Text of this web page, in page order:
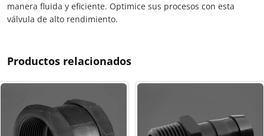
manera fluida y eficiente. Optimice sus procesos con esta
válvula de alto rendimiento.
Productos relacionados